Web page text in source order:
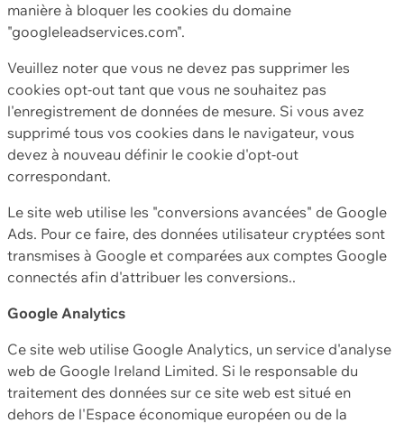
manière à bloquer les cookies du domaine
"googleleadservices.com".
Veuillez noter que vous ne devez pas supprimer les
cookies opt-out tant que vous ne souhaitez pas
l'enregistrement de données de mesure. Si vous avez
supprimé tous vos cookies dans le navigateur, vous
devez à nouveau définir le cookie d'opt-out
correspondant.
Le site web utilise les "conversions avancées" de Google
Ads. Pour ce faire, des données utilisateur cryptées sont
transmises à Google et comparées aux comptes Google
connectés afin d'attribuer les conversions..
Google Analytics
Ce site web utilise Google Analytics, un service d'analyse
web de Google Ireland Limited. Si le responsable du
traitement des données sur ce site web est situé en
dehors de l'Espace économique européen ou de la